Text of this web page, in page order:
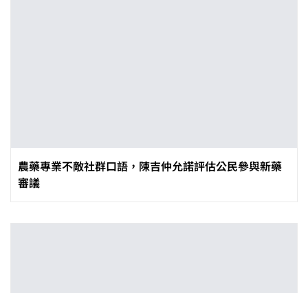
農藥專業不敵社群口語，陳吉仲允諾評估公民參與新藥
審議